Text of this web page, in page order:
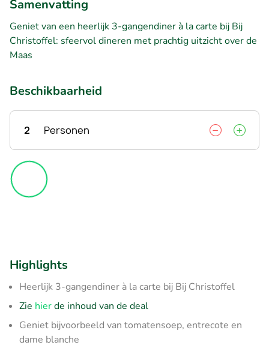
Samenvatting
Geniet van een heerlijk 3-gangendiner à la carte bij Bij
Christoffel: sfeervol dineren met prachtig uitzicht over de
Maas
Beschikbaarheid
2 Personen
Highlights
Heerlijk 3-gangendiner à la carte bij Bij Christoffel
Zie hierde inhoud van de deal
Geniet bijvoorbeeld van tomatensoep, entrecote en
dame blanche